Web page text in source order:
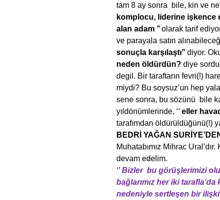
tam 8 ay sonra bile, kin ve
komplocu, liderine işkence
alan adam ’’olarak tarif
ve parayala satın
sonuçla karşılaştı’’ diyor.
neden öldürdün? diye
degil. Bir taraftarın fevri(!)
miydi? Bu soysuz’un hep
sene sonra, bu sözünü bile
yıldönümlerinde, ‘’ eller
tarafımdan öldürüldüğünü(!)
BEDRİ YAĞAN
Muhatabımız Mihrac
devam edelim.
‘’Bizler bu görüşlerimizi
bağlarımız her iki
nedeniyle sertleşen bir